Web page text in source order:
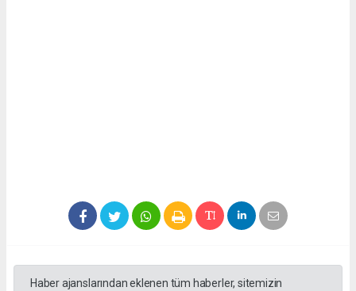
Haber ajanslarından eklenen tüm haberler, sitemizin